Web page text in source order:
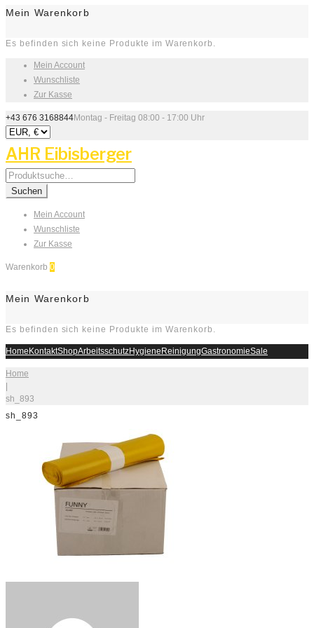
Mein Warenkorb
Es befinden sich keine Produkte im Warenkorb.
Mein Account
Wunschliste
Zur Kasse
+43 676 3168844Montag - Freitag 08:00 - 17:00 Uhr
AHR Eibisberger
Search
for:
Suchen
Mein Account
Wunschliste
Zur Kasse
Warenkorb 0
Mein Warenkorb
Es befinden sich keine Produkte im Warenkorb.
HomeKontaktShopArbeitsschutzHygieneReinigungGastronomieSale
Home
|
sh_893
sh_893